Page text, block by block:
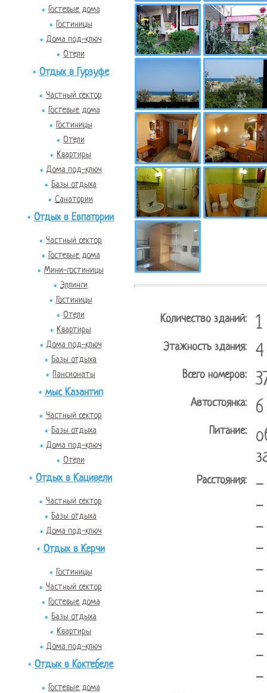
Гостевые дома
Гостиницы
Дома под-ключ
Отели
Отдых в Гурзуфе
Частный сектор
Гостевые дома
Гостиницы
Отели
Квартиры
Дома под-ключ
Базы отдыха
Санатории
Отдых в Евпатории
Частный сектор
Гостевые дома
Мини-гостиницы
Эллинги
Гостиницы
Отели
Квартиры
Дома под-ключ
Базы отдыха
Пансионаты
мыс Казантип
Частный сектор
Базы отдыха
Дома под-ключ
Отели
Отдых в Кацивели
Частный сектор
Базы отдыха
Дома под-ключ
Отдых в Керчи
Гостиницы
Частный сектор
Гостевые дома
Базы отдыха
Квартиры
Дома под-ключ
Отдых в Коктебеле
Гостевые дома
Количество зданий: 1
Этажность здания: 4
Всего номеров:
Автостоянка:
Питание:
Расстояния:
-
-
-
-
-
-
-
-
-
-